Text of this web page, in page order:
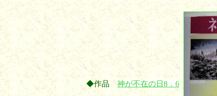
◆作品 神が不在の日8．6